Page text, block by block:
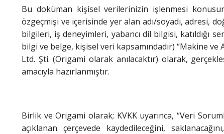
Bu doküman kişisel verilerinizin işlenmesi
özgeçmişi ve içerisinde yer alan adı/soyadı, adresi,
bilgileri, iş deneyimleri, yabancı dil bilgisi,
bilgi ve belge, kişisel veri kapsamındadır) “Makine ve
Ltd. Şti. (Origami olarak anılacaktır) olarak,
amacıyla hazırlanmıştır.
Birlik ve Origami olarak; KVKK uyarınca, “Veri
açıklanan çerçevede kaydedileceğini,